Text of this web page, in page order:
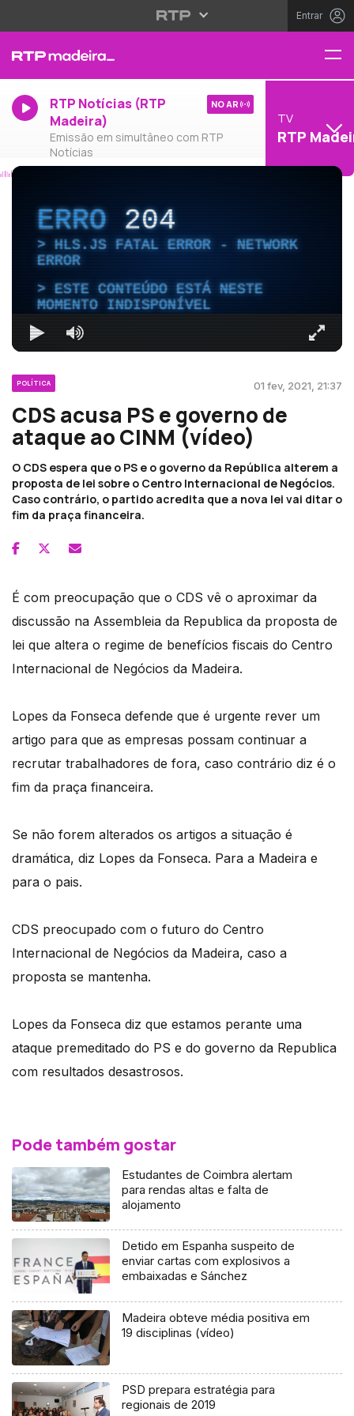
Entrar
RTP Notícias (RTP
Madeira)
Emissão em simultâneo com RTP
Notícias
NO AR
TV
RTP
ERRO204
HLS.JS FATAL ERROR - NETWORK
ERROR
ESTE CONTEÚDO ESTÁ NESTE
MOMENTO INDISPONÍVEL
POLÍTICA 01 fev, 2021, 21:37
CDS acusa PS e governo de
ataque ao CINM (vídeo)
O CDS espera que o PS e o governo da República alterem a
proposta de lei sobre o Centro Internacional de Negócios.
Caso contrário, o partido acredita que a nova lei vai ditar o
fim da praça financeira.
É com preocupação que o CDS vê o aproximar da
discussão na Assembleia da Republica da proposta de
lei que altera o regime de benefícios fiscais do Centro
Internacional de Negócios da Madeira.
Lopes da Fonseca defende que é urgente rever um
artigo para que as empresas possam continuar a
recrutar trabalhadores de fora, caso contrário diz é o
fim da praça financeira.
Se não forem alterados os artigos a situação é
dramática, diz Lopes da Fonseca. Para a Madeira e
para o pais.
CDS preocupado com o futuro do Centro
Internacional de Negócios da Madeira, caso a
proposta se mantenha.
Lopes da Fonseca diz que estamos perante uma
ataque premeditado do PS e do governo da Republica
com resultados desastrosos.
Pode também gostar
Estudantes de Coimbra alertam
para rendas altas e falta de
alojamento
Detido em Espanha suspeito de
enviar cartas com explosivos a
embaixadas e Sánchez
Madeira obteve média positiva em
19 disciplinas (vídeo)
PSD prepara estratégia para
regionais de 2019